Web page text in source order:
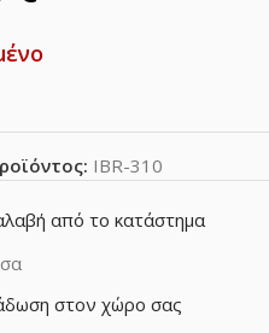
IBR-310
από το κατάστημα
στον χώρο σας